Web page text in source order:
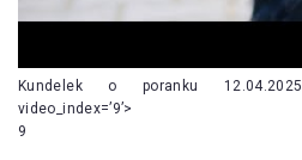
Kundelek o poranku
video_index=’9’>
9